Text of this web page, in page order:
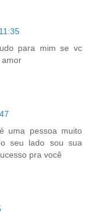
para mim se vc
amor
uma pessoa muito
seu lado sou sua
pra você